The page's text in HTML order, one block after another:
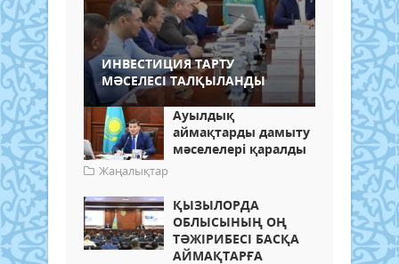
ИНВЕСТИЦИЯ ТАРТУ
МӘСЕЛЕСІ ТАЛҚЫЛАНДЫ
Ауылдық
аймақтарды дамыту
мәселелері қаралды
Жаңалықтар
ҚЫЗЫЛОРДА
ОБЛЫСЫНЫҢ ОҢ
ТӘЖІРИБЕСІ БАСҚА
АЙМАҚТАРҒА